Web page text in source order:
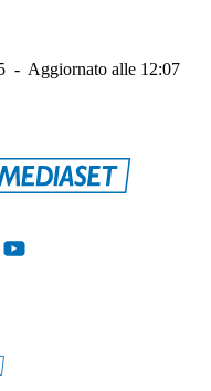
- Aggiornato alle 12:07